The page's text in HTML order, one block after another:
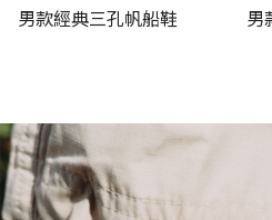
男款經典三孔帆船鞋 男